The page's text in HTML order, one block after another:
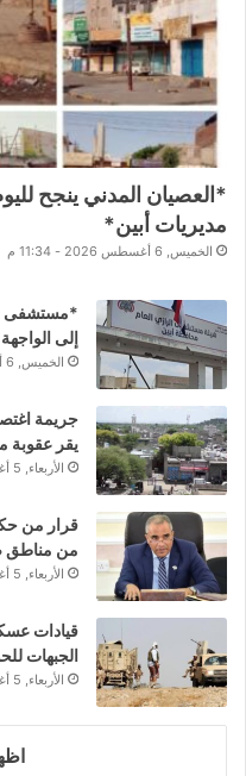
*العصيان المدني ينجح
مديريات أبين*
الخميس, 6 أغسطس 2026 - 11:34 م
*مستشفى
إلى
الخميس, 6 أغسطس 2026 - 11:30 م
جريمة
يقر عقوبة
الأربعاء, 5 أغسطس 2026 - 8:15 م
قرار من
من مناطق
الأربعاء, 5 أغسطس 2026 - 8:00 م
قيادات
الجبهات
الأربعاء, 5 أغسطس 2026 - 7:45 م